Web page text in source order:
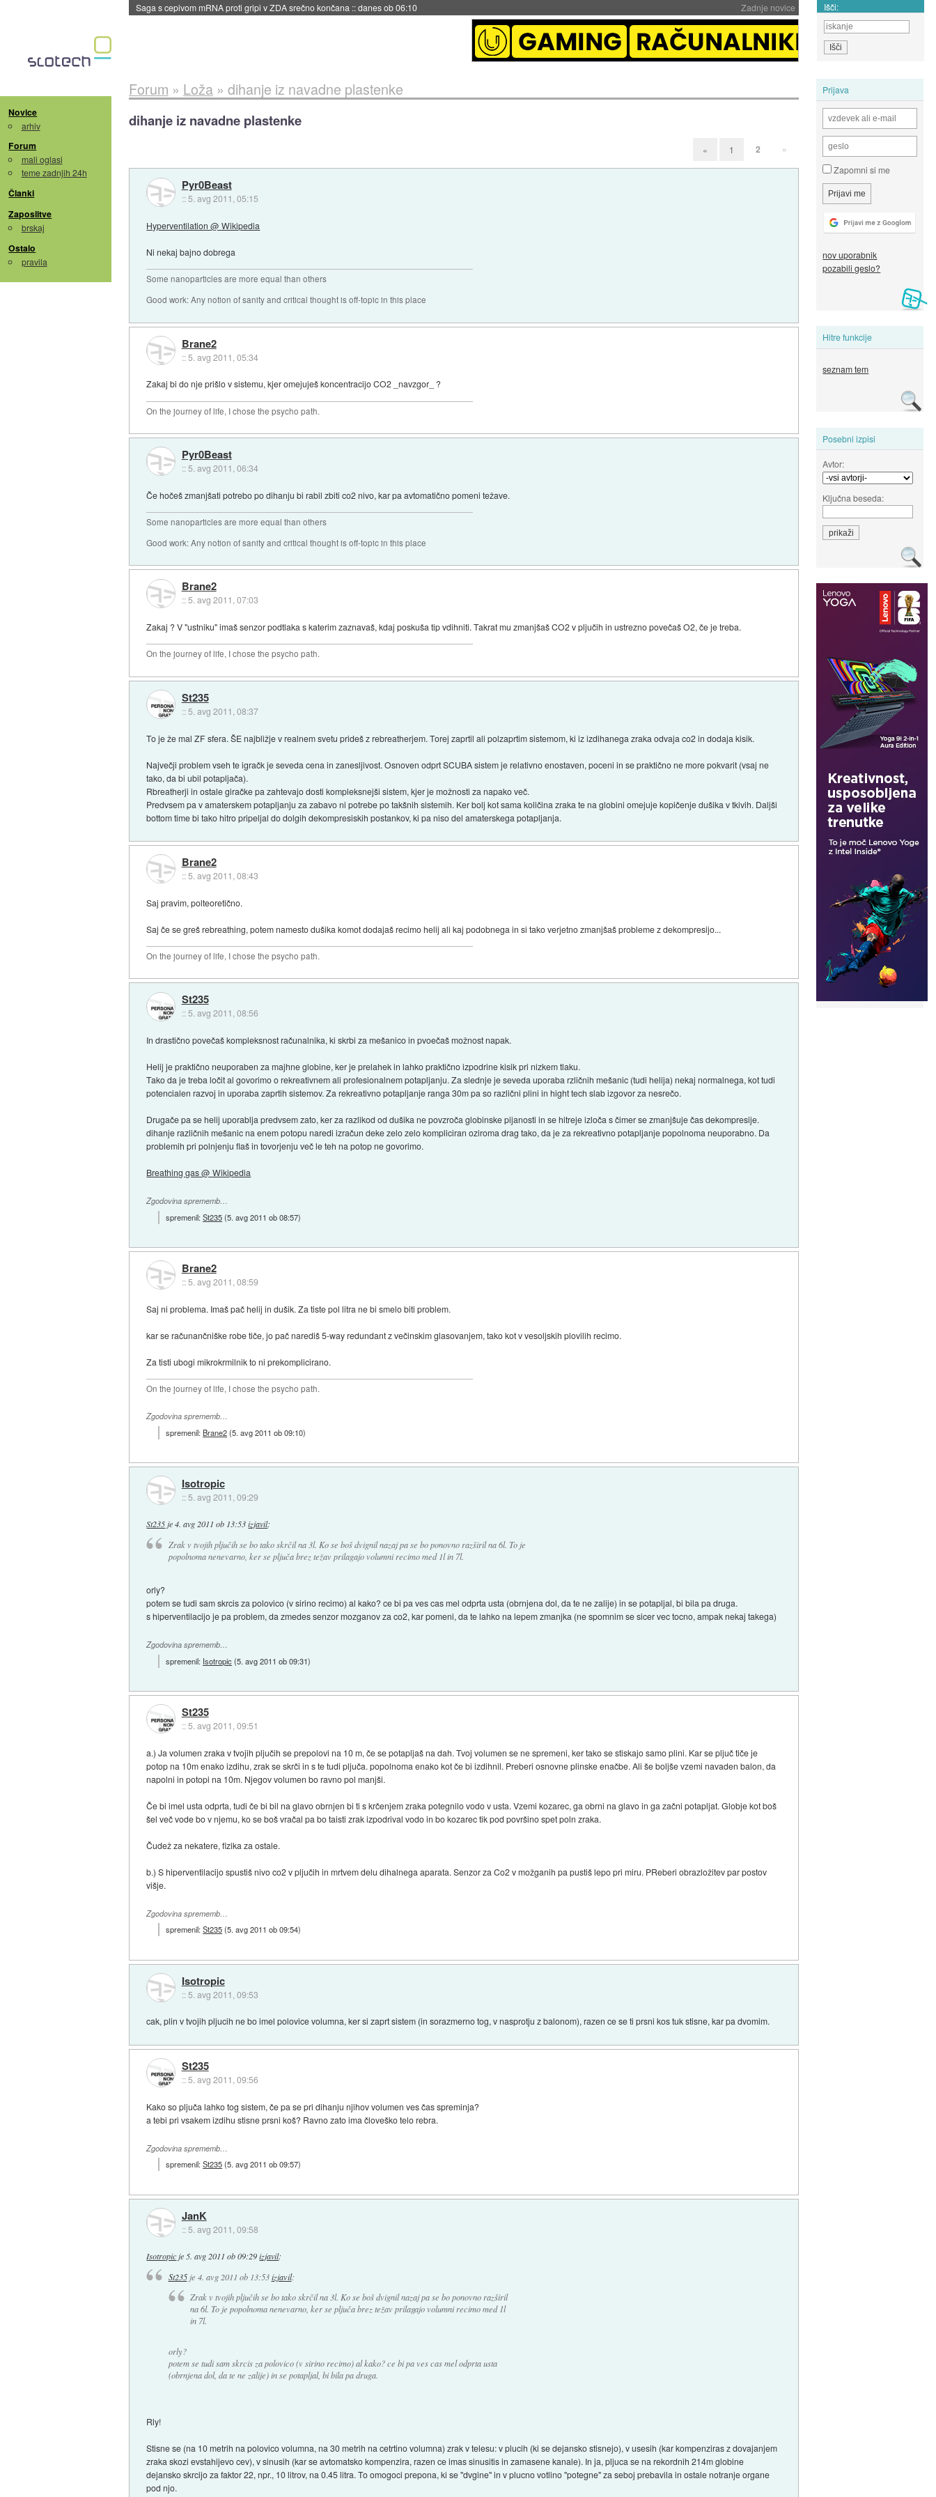
Zadnje novice
BMW v vozilih začel predvajati reklame::danes ob 06:09 Išči:
Novice
arhiv
Forum
mali oglasi
teme zadnjih 24h
Članki
Zaposlitve
brskaj
Ostalo
pravila
Prijava
Zapomni si me
nov uporabnik
pozabili geslo?
Hitre funkcije
seznam tem
Posebni izpisi
Avtor:
Ključna beseda:
Forum » Loža» dihanje iz navadne plastenke
dihanje iz navadne plastenke
« 1 2 »
Pyr0Beast
:: 5. avg 2011, 05:15
Hyperventilation @ Wikipedia
Ni nekaj bajno dobrega
Some nanoparticles are more equal than others
Good work: Any notion of sanity and critical thought is off-topic in this place
Brane2
::5. avg 2011, 05:34
Zakaj bi do nje prišlo v sistemu, kjer omejuješ koncentracijo CO2 _navzgor_ ?
On the journey of life, I chose the psycho path.
Pyr0Beast
:: 5. avg 2011, 06:34
Če hočeš zmanjšati potrebo po dihanju bi rabil zbiti co2 nivo, kar pa avtomatično pomeni težave.
Some nanoparticles are more equal than others
Good work: Any notion of sanity and critical thought is off-topic in this place
Brane2
::5. avg 2011, 07:03
Zakaj ? V "ustniku" imaš senzor podtlaka s katerim zaznavaš, kdaj poskuša tip vdihniti. Takrat mu zmanjšaš CO2 v pljučih in ustrezno povečaš O2, če je treba.
On the journey of life, I chose the psycho path.
St235
:: 5. avg 2011, 08:37
To je že mal ZF sfera. ŠE najbližje v realnem svetu prideš z rebreatherjem. Torej zaprtil ali polzaprtim sistemom, ki iz izdihanega zraka odvaja co2 in dodaja kisik.
Največji problem vseh te igračk je seveda cena in zanesljivost. Osnoven odprt SCUBA sistem je relativno enostaven, poceni in se praktično ne more pokvarit (vsaj ne
tako, da bi ubil potapljača).
Rbreatherji in ostale giračke pa zahtevajo dosti kompleksnejši sistem, kjer je možnosti za napako več.
Predvsem pa v amaterskem potapljanju za zabavo ni potrebe po takšnih sistemih. Ker bolj kot sama količina zraka te na globini omejuje kopičenje dušika v tkivih. Daljši
bottom time bi tako hitro pripeljal do dolgih dekompresiskih postankov, ki pa niso del amaterskega potapljanja.
Brane2
::5. avg 2011, 08:43
Saj pravim, polteoretično.
Saj če se greš rebreathing, potem namesto dušika komot dodajaš recimo helij ali kaj podobnega in si tako verjetno zmanjšaš probleme z dekompresijo...
On the journey of life, I chose the psycho path.
St235
:: 5. avg 2011, 08:56
In drastično povečaš kompleksnost računalnika, ki skrbi za mešanico in pvoečaš možnost napak.
Helij je praktično neuporaben za majhne globine, ker je prelahek in lahko praktično izpodrine kisik pri nizkem tlaku.
Tako da je treba ločit al govorimo o rekreativnem ali profesionalnem potapljanju. Za slednje je seveda uporaba rzličnih mešanic (tudi helija) nekaj normalnega, kot tudi
potencialen razvoj in uporaba zaprtih sistemov. Za rekreativno potapljanje ranga 30m pa so različni plini in hight tech slab izgovor za nesrečo.
Drugače pa se helij uporablja predvsem zato, ker za razlikod od dušika ne povzroča globinske pijanosti in se hitreje izloča s čimer se zmanjšuje čas dekompresije.
dihanje različnih mešanic na enem potopu naredi izračun deke zelo zelo kompliciran oziroma drag tako, da je za rekreativno potapljanje popolnoma neuporabno. Da
problemih pri polnjenju flaš in tovorjenju več le teh na potop ne govorimo.
Breathing gas @ Wikipedia
Zgodovina sprememb…
spremenil:St235(5. avg 2011 ob 08:57)
Brane2
::5. avg 2011, 08:59
Saj ni problema. Imaš pač helij in dušik. Za tiste pol litra ne bi smelo biti problem.
kar se računančniške robe tiče, jo pač narediš 5-way redundant z večinskim glasovanjem, tako kot v vesoljskih plovilih recimo.
Za tisti ubogi mikrokrmilnik to ni prekomplicirano.
On the journey of life, I chose the psycho path.
Zgodovina sprememb…
spremenil:Brane2(5. avg 2011 ob 09:10)
Isotropic
:: 5. avg 2011, 09:29
St235 je4. avg 2011 ob 13:53 izjavil:
Zrak v tvojih pljučih se bo tako skrčil na 3l. Ko se boš dvignil nazaj pa se bo ponovno razširil na 6l. To je
popolnoma nenevarno, ker se pljuča brez težav prilagajo volumni recimo med 1l in 7l.
orly?
potem se tudi sam skrcis za polovico (v sirino recimo) al kako? ce bi pa ves cas mel odprta usta (obrnjena dol, da te ne zalije) in se potapljal, bi bila pa druga.
s hiperventilacijo je pa problem, da zmedes senzor mozganov za co2, kar pomeni, da te lahko na lepem zmanjka (ne spomnim se sicer vec tocno, ampak nekaj takega)
Zgodovina sprememb…
spremenil: Isotropic (5. avg 2011 ob 09:31)
St235
::5. avg 2011, 09:51
a.) Ja volumen zraka v tvojih pljučih se prepolovi na 10 m, če se potapljaš na dah. Tvoj volumen se ne spremeni, ker tako se stiskajo samo plini. Kar se pljuč tiče je
potop na 10m enako izdihu, zrak se skrči in s te tudi pljuča. popolnoma enako kot če bi izdihnil. Preberi osnovne plinske enačbe. Ali še boljše vzemi navaden balon, da
napolni in potopi na 10m. Njegov volumen bo ravno pol manjši.
Če bi imel usta odprta, tudi če bi bil na glavo obrnjen bi ti s krčenjem zraka potegnilo vodo v usta. Vzemi kozarec, ga obrni na glavo in ga začni potapljat. Globje kot boš
šel več vode bo v njemu, ko se boš vračal pa bo taisti zrak izpodrival vodo in bo kozarec tik pod površino spet poln zraka.
Čudež za nekatere, fizika za ostale.
b.) S hiperventilacijo spustiš nivo co2 v pljučih in mrtvem delu dihalnega aparata. Senzor za Co2 v možganih pa pustiš lepo pri miru. PReberi obrazložitev par postov
višje.
Zgodovina sprememb…
spremenil:St235(5. avg 2011 ob 09:54)
Isotropic
:: 5. avg 2011, 09:53
cak, plin v tvojih pljucih ne bo imel polovice volumna, ker si zaprt sistem (in sorazmerno tog, v nasprotju z balonom), razen ce se ti prsni kos tuk stisne, kar pa dvomim.
St235
::5. avg 2011, 09:56
Kako so pljuča lahko tog sistem, če pa se pri dihanju njihov volumen ves čas spreminja?
a tebi pri vsakem izdihu stisne prsni koš? Ravno zato ima človeško telo rebra.
Zgodovina sprememb…
spremenil:St235(5. avg 2011 ob 09:57)
JanK
:: 5. avg 2011, 09:58
Isotropic je 5. avg 2011 ob 09:29 izjavil:
St235je 4. avg 2011 ob 13:53 izjavil:
Zrak v tvojih pljučih se bo tako skrčil na 3l. Ko se boš dvignil nazaj pa se bo ponovno razširil
na 6l. To je popolnoma nenevarno, ker se pljuča brez težav prilagajo volumni recimo med 1l
in 7l.
orly?
potem se tudi sam skrcis za polovico (v sirino recimo) al kako? ce bi pa ves cas mel odprta usta
(obrnjena dol, da te ne zalije) in se potapljal, bi bila pa druga.
Rly!
Stisne se (na 10 metrih na polovico volumna, na 30 metrih na cetrtino volumna) zrak v telesu: v plucih (ki se dejansko stisnejo), v usesih (kar kompenziras z dovajanjem
zraka skozi evstahijevo cev), v sinusih (kar se avtomatsko kompenzira, razen ce imas sinusitis in zamasene kanale). In ja, pljuca se na rekordnih 214m globine
dejansko skrcijo za faktor 22, npr., 10 litrov, na 0.45 litra. To omogoci prepona, ki se "dvgine" in v plucno votlino "potegne" za seboj prebavila in ostale notranje organe
pod njo.